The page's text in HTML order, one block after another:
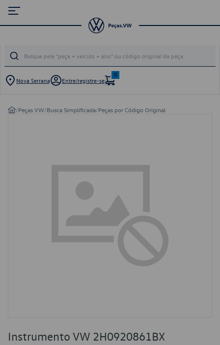
Nova Serrana Entre/registre-se
0
/Peças VW/Busca Simplificada/Peças por Código Original
Instrumento VW 2H0920861BX